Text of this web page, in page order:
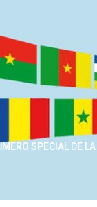
SPECIAL DE